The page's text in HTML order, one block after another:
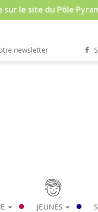
sur le site du Pôle
newsletter
JEUNES